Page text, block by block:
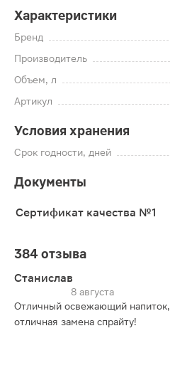
Характеристики
Бренд
Производитель
Объем, л
Артикул
Условия хранения
Срок годности, дней
Документы
Сертификат качества №1
384 отзыва
Станислав
8 августа
Отличный освежающий напиток,
отличная замена спрайту!